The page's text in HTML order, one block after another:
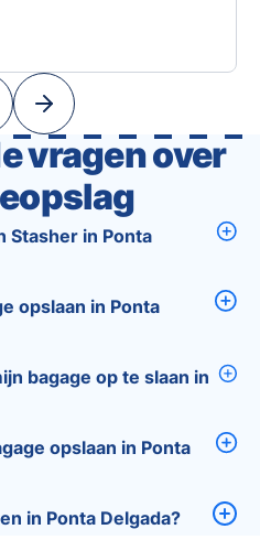
Tourist App Unique?
Tourist combines
becomes as
vragen over
Stasher in Ponta
opslaan in Ponta
bagage op te slaan in
opslaan in Ponta
in Ponta Delgada?